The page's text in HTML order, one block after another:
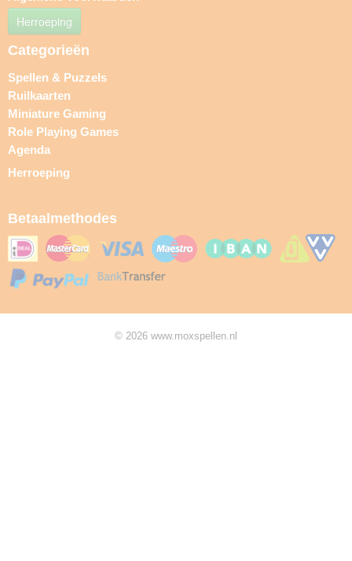
Herroeping
Categorieën
Spellen & Puzzels
Ruilkaarten
Miniature Gaming
Role Playing Games
Agenda
Herroeping
Betaalmethodes
© 2026 www.moxspellen.nl